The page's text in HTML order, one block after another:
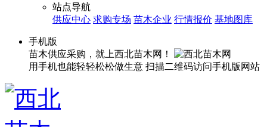
站点导航
供应中心 求购专场 苗木企业 行情报价 基地图库
手机版
苗木供应采购，就上西北苗木网！
用手机也能轻轻松松做生意 扫描二维码访问手机版网站